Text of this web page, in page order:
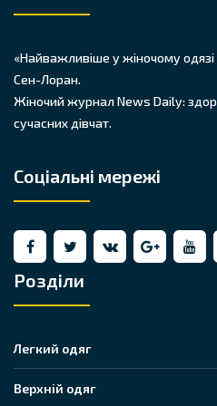
«Найважливіше у жіночому одязі
Сен-Лоран.
Жіночий журнал News Daily:
сучасних дівчат.
Соціальні мережі
Розділи
Легкий одяг
Верхній одяг